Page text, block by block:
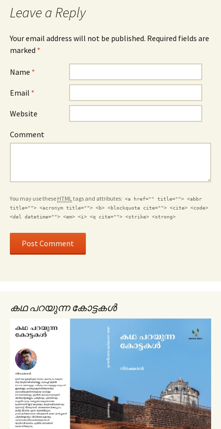
Leave a Reply
Your email address will not be published. Required fields are
marked *
Name *
Email *
Website
Comment
You may use these HTML tags and attributes: <a href="" title=""> <abbr
title=""> <acronym title=""> <b> <blockquote cite=""> <cite> <code>
<del datetime=""> <em> <i> <q cite=""> <strike> <strong>
കഥ പറയുന്ന കോട്ടകൾ